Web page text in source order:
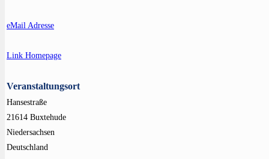
eMail Adresse
Link Homepage
Veranstaltungsort
Hansestraße
21614 Buxtehude
Niedersachsen
Deutschland